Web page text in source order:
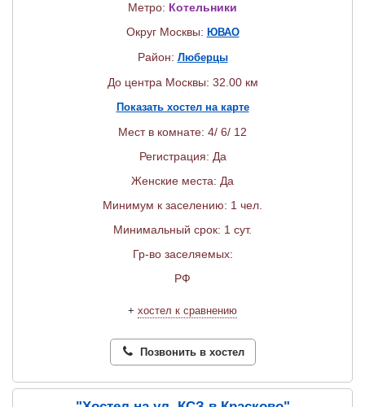
Метро: Котельники
Округ Москвы: ЮВАО
Район: Люберцы
До центра Москвы: 32.00 км
Показать хостел на карте
Мест в комнате: 4/ 6/ 12
Регистрация: Да
Женские места: Да
Минимум к заселению: 1 чел.
Минимальный срок: 1 сут.
Гр-во заселяемых:
РФ
+ хостел к сравнению
Позвонить в хостел